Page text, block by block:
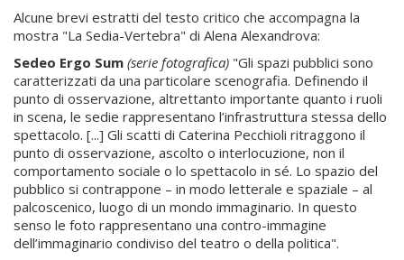
Alcune brevi estratti del testo critico che accompagna la
mostra "La Sedia-Vertebra" di Alena Alexandrova:
Sedeo Ergo Sum (serie fotografica) "Gli spazi pubblici sono
caratterizzati da una particolare scenografia. Definendo il
punto di osservazione, altrettanto importante quanto i ruoli
in scena, le sedie rappresentano l’infrastruttura stessa dello
spettacolo. [...] Gli scatti di Caterina Pecchioli ritraggono il
punto di osservazione, ascolto o interlocuzione, non il
comportamento sociale o lo spettacolo in sé. Lo spazio del
pubblico si contrappone – in modo letterale e spaziale – al
palcoscenico, luogo di un mondo immaginario. In questo
senso le foto rappresentano una contro-immagine
dell’immaginario condiviso del teatro o della politica".